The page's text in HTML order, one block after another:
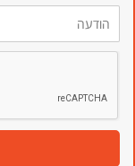
הודעה